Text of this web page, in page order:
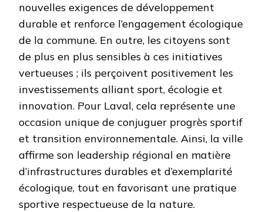
nouvelles exigences de développement
durable et renforce l’engagement écologique
de la commune. En outre, les citoyens sont
de plus en plus sensibles à ces initiatives
vertueuses ; ils perçoivent positivement les
investissements alliant sport, écologie et
innovation. Pour Laval, cela représente une
occasion unique de conjuguer progrès sportif
et transition environnementale. Ainsi, la ville
affirme son leadership régional en matière
d’infrastructures durables et d’exemplarité
écologique, tout en favorisant une pratique
sportive respectueuse de la nature.